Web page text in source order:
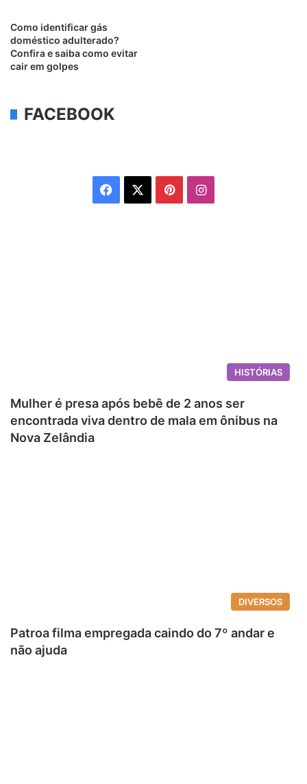
Como identificar gás
doméstico adulterado?
Confira e saiba como evitar
cair em golpes
FACEBOOK
Facebook PinterestInstagram
HISTÓRIAS
Mulher é presa após bebê de 2 anos ser
encontrada viva dentro de mala em ônibus na
Nova Zelândia
DIVERSOS
Patroa filma empregada caindo do 7º andar e
não ajuda